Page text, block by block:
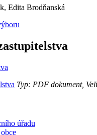
Edita Brodňanská
Typ: PDF dokument,
úřadu